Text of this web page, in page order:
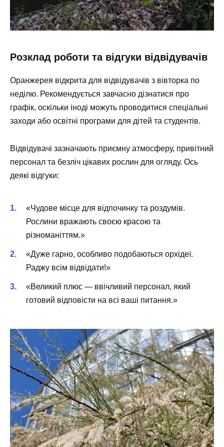
Розклад роботи та відгуки відвідувачів
Оранжерея відкрита для відвідувачів з вівторка по
неділю. Рекомендується завчасно дізнатися про
графік, оскільки іноді можуть проводитися спеціальні
заходи або освітні програми для дітей та студентів.
Відвідувачі зазначають приємну атмосферу, привітний
персонал та безліч цікавих рослин для огляду. Ось
деякі відгуки:
«Чудове місце для відпочинку та роздумів.
Рослини вражають своєю красою та
різноманіттям.»
«Дуже гарно, особливо подобаються орхідеї.
Раджу всім відвідати!»
«Великий плюс — ввічливий персонал, який
готовий відповісти на всі ваші питання.»